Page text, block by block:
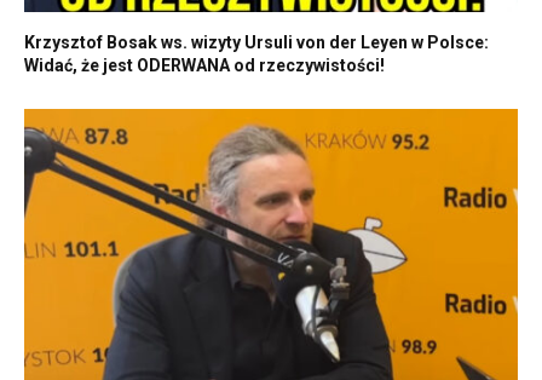
Krzysztof Bosak ws. wizyty Ursuli von der Leyen w Polsce:
Widać, że jest ODERWANA od rzeczywistości!